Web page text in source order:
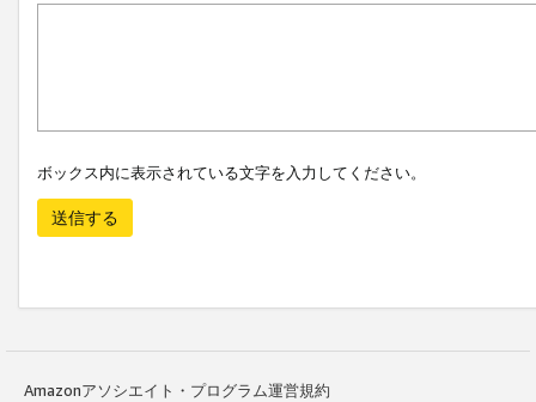
ボックス内に表示されている文字を入力してください。
送信する
Amazonアソシエイト・プログラム運営規約